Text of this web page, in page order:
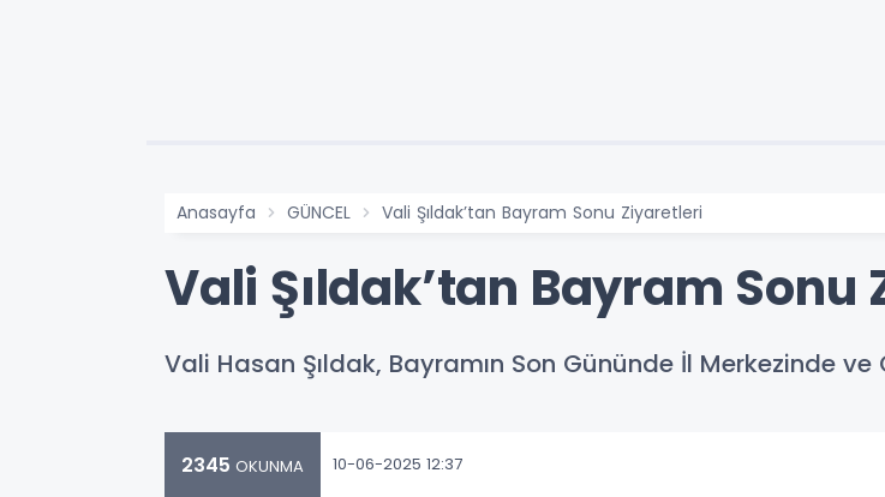
Anasayfa GÜNCEL Vali Şıldak’tan Bayram Sonu Ziyaretleri
Vali Şıldak’tan Bayram
Vali Hasan Şıldak, Bayramın Son Gününde İl Merkezinde
2345 OKUNMA 10-06-2025 12:37